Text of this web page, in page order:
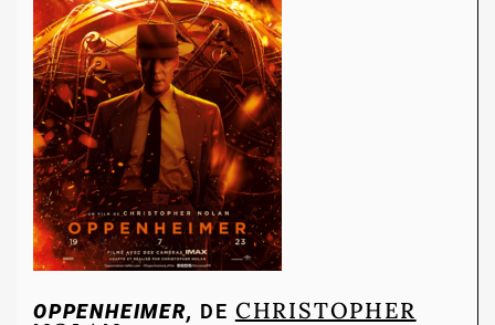
OPPENHEIMER, DE CHRISTOPHER